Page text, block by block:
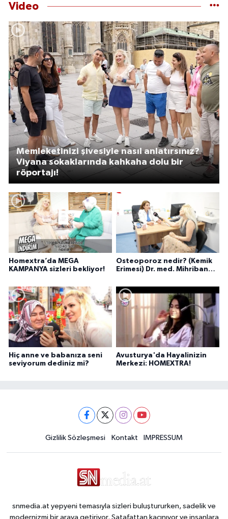
Video
Homextra’da MEGA
KAMPANYA sizleri bekliyor!
Osteoporoz nedir? (Kemik
Erimesi) Dr. med. Mihriban
Memleketinizi şivesiyle nasıl anlatırsınız?
Viyana sokaklarında kahkaha dolu bir
röportajı!
Hiç anne ve babanıza seni
seviyorum dediniz mi?
Avusturya'da Hayalinizin
Merkezi: HOMEXTRA!
Gizlilik Sözleşmesi Kontakt IMPRESSUM
snmedia.at yepyeni temasıyla sizleri buluştururken, sadelik ve
modernizmi bir araya getiriyor. Şatafattan kaçınıyor ve insanlara